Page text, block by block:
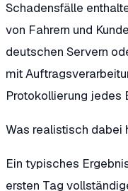
Schadensfälle
von Fahrern und
deutschen Servern
mit
Protokollierung jedes
Was realistisch dabei
Ein typisches
ersten Tag